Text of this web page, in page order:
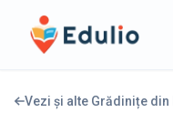
Edulio
Vezi și alte Grădinițe din